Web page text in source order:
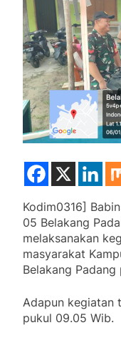
Kodim0316]
05 Belakang
melaksanakan
masyarakat
Belakang
Adapun kegiatan
pukul 09.05 Wib.